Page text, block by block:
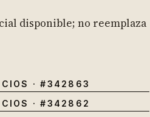
disponible; no reemplaza
· #342863
· #342862